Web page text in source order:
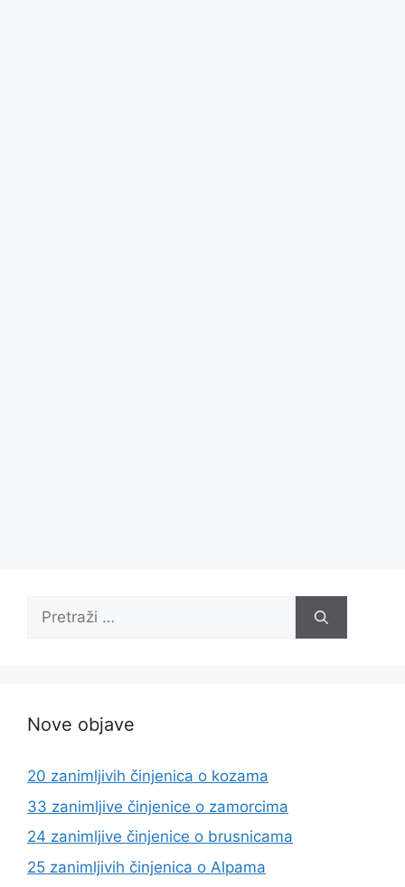
Pretraži:
Nove objave
20 zanimljivih činjenica o kozama
33 zanimljive činjenice o zamorcima
24 zanimljive činjenice o brusnicama
25 zanimljivih činjenica o Alpama